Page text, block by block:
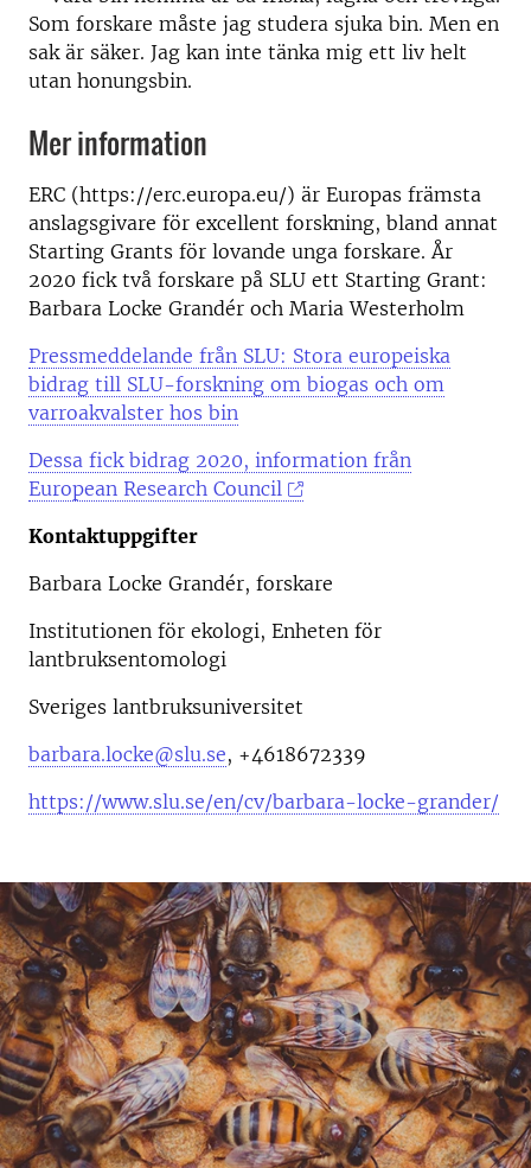
Som forskare måste jag studera sjuka bin. Men en
sak är säker. Jag kan inte tänka mig ett liv helt
utan honungsbin.
Mer information
ERC (https://erc.europa.eu/) är Europas främsta
anslagsgivare för excellent forskning, bland annat
Starting Grants för lovande unga forskare. År
2020 fick två forskare på SLU ett Starting Grant:
Barbara Locke Grandér och Maria Westerholm
Pressmeddelande från SLU: Stora europeiska
bidrag till SLU-forskning om biogas och om
varroakvalster hos bin
Dessa fick bidrag 2020, information från
European Research Council
Kontaktuppgifter
Barbara Locke Grandér, forskare
Institutionen för ekologi, Enheten för
lantbruksentomologi
Sveriges lantbruksuniversitet
barbara.locke@slu.se, +4618672339
https://www.slu.se/en/cv/barbara-locke-grander/